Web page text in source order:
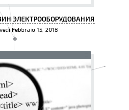
ЭЛЕКТРООБОРУДОВАНИЯ
Febbraio 15, 2018